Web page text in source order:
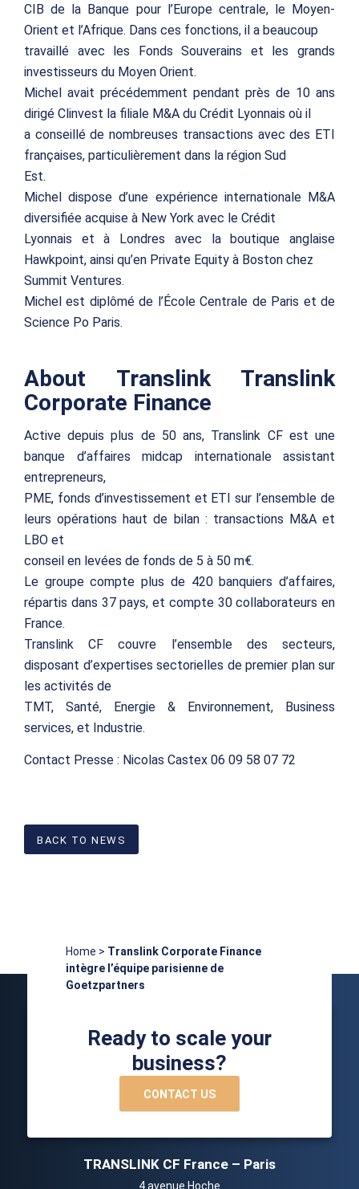
CIB de la Banque pour l’Europe centrale, le Moyen-
Orient et l’Afrique. Dans ces fonctions, il a beaucoup
travaillé avec les Fonds Souverains et les grands
investisseurs du Moyen Orient.
Michel avait précédemment pendant près de 10 ans
dirigé Clinvest la filiale M&A du Crédit Lyonnais où il
a conseillé de nombreuses transactions avec des ETI
françaises, particulièrement dans la région Sud
Est.
Michel dispose d’une expérience internationale M&A
diversifiée acquise à New York avec le Crédit
Lyonnais et à Londres avec la boutique anglaise
Hawkpoint, ainsi qu’en Private Equity à Boston chez
Summit Ventures.
Michel est diplômé de l’École Centrale de Paris et de
Science Po Paris.
About Translink Translink
Corporate Finance
Active depuis plus de 50 ans, Translink CF est une
banque d’affaires midcap internationale assistant
entrepreneurs,
PME, fonds d’investissement et ETI sur l’ensemble de
leurs opérations haut de bilan : transactions M&A et
LBO et
conseil en levées de fonds de 5 à 50 m€.
Le groupe compte plus de 420 banquiers d’affaires,
répartis dans 37 pays, et compte 30 collaborateurs en
France.
Translink CF couvre l’ensemble des secteurs,
disposant d’expertises sectorielles de premier plan sur
les activités de
TMT, Santé, Energie & Environnement, Business
services, et Industrie.
Contact Presse : Nicolas Castex 06 09 58 07 72
BACK TO NEWS
Home > Translink Corporate Finance
intègre l’équipe parisienne de
Goetzpartners
Ready to scale your
business?
CONTACT US
TRANSLINK CF France – Paris
4 avenue Hoche